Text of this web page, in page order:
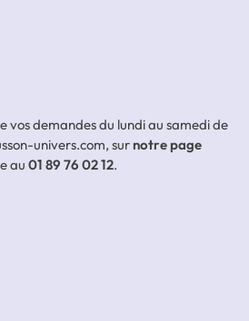
vos demandes du lundi au samedi de
univers.com, surnotre page
au 01 89 76 02 12.